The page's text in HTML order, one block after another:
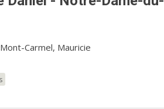
Carmel, Mauricie